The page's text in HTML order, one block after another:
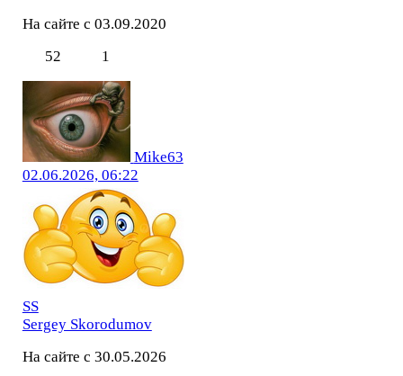
На сайте с 03.09.2020
52
1
Mike63
02.06.2026, 06:22
SS
Sergey Skorodumov
На сайте с 30.05.2026